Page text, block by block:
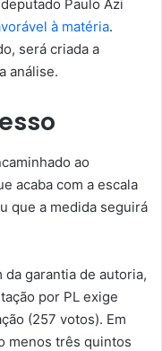
Paulo Azi
à matéria.
será criada a
análise.
ao
acaba com a escala
que a medida seguirá
garantia de autoria,
por PL exige
(257 votos). Em
menos três quintos